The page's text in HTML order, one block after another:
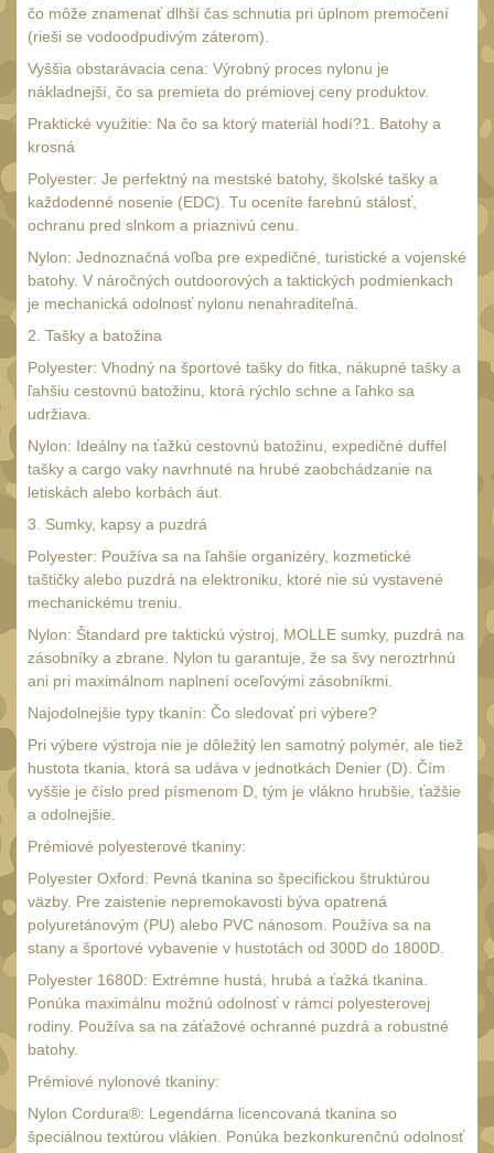
.40 .4111
.357 .38 (9mm) 12
1911 9
Náradie a nástroje
AR15 19
.227
.223 (5.56mm)
.243 .260 (6.5mm)
.270 .280 (7mm) 7
12GA, 20GA 10
.357 .38 (9mm) 7
SVIETIDLÁ(89)
Méně než 200 lm 1
200 - 500 lm 2
510 - 990 lm
1000 - 2000 lm
Nad 2000 lm8
Speciální svítilny12
Lovecké svítilny1
Policejní svítilny
Vyhledávací svítilny5
Čelové svetlá -
čelovky
Svítilny pro
čo môže znamenať dlhší čas schnutia pri úplnom premočení
(rieši se vodoodpudivým záterom).
Vyššia obstarávacia cena: Výrobný proces nylonu je
nákladnejší, čo sa premieta do prémiovej ceny produktov.
Praktické využitie: Na čo sa ktorý materiál hodí?1. Batohy a
krosná
Polyester: Je perfektný na mestské batohy, školské tašky a
každodenné nosenie (EDC). Tu oceníte farebnú stálosť,
ochranu pred slnkom a priaznivú cenu.
Nylon: Jednoznačná voľba pre expedičné, turistické a vojenské
batohy. V náročných outdoorových a taktických podmienkach
je mechanická odolnosť nylonu nenahraditeľná.
2. Tašky a batožina
Polyester: Vhodný na športové tašky do fitka, nákupné tašky a
ľahšiu cestovnú batožinu, ktorá rýchlo schne a ľahko sa
udržiava.
Nylon: Ideálny na ťažkú cestovnú batožinu, expedičné duffel
tašky a cargo vaky navrhnuté na hrubé zaobchádzanie na
letiskách alebo korbách áut.
3. Sumky, kapsy a puzdrá
Polyester: Používa sa na ľahšie organizéry, kozmetické
taštičky alebo puzdrá na elektroniku, ktoré nie sú vystavené
mechanickému treniu.
Nylon: Štandard pre taktickú výstroj, MOLLE sumky, puzdrá na
zásobníky a zbrane. Nylon tu garantuje, že sa švy neroztrhnú
ani pri maximálnom naplnení oceľovými zásobníkmi.
Najodolnejšie typy tkanín: Čo sledovať pri výbere?
Pri výbere výstroja nie je dôležitý len samotný polymér, ale tiež
hustota tkania, ktorá sa udáva v jednotkách Denier (D). Čím
vyššie je číslo pred písmenom D, tým je vlákno hrubšie, ťažšie
a odolnejšie.
Prémiové polyesterové tkaniny:
Polyester Oxford: Pevná tkanina so špecifickou štruktúrou
väzby. Pre zaistenie nepremokavosti býva opatrená
polyuretánovým (PU) alebo PVC nánosom. Používa sa na
stany a športové vybavenie v hustotách od 300D do 1800D.
Polyester 1680D: Extrémne hustá, hrubá a ťažká tkanina.
Ponúka maximálnu možnú odolnosť v rámci polyesterovej
rodiny. Používa sa na záťažové ochranné puzdrá a robustné
batohy.
Prémiové nylonové tkaniny:
Nylon Cordura®: Legendárna licencovaná tkanina so
špeciálnou textúrou vlákien. Ponúka bezkonkurenčnú odolnosť